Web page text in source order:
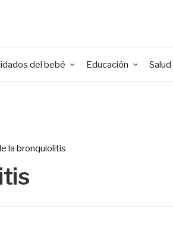
del bebé Educación Salud
la bronquiolitis